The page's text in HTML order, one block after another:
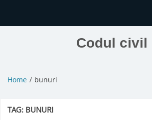
Codul civil
Home bunuri
TAG: BUNURI